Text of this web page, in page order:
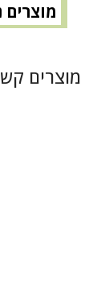
מוצרים
מוצרים